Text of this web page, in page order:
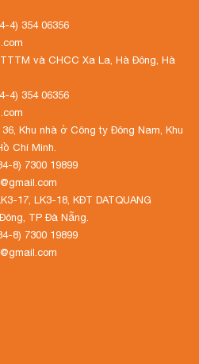
4) 354 06356
và CHCC Xa La, Hà Đông, Hà
4) 354 06356
Khu nhà ở Công ty Đông Nam, Khu
Chí Minh.
8) 7300 19899
17, LK3-18, KĐT DATQUANG
TP Đà Nẵng.
8) 7300 19899